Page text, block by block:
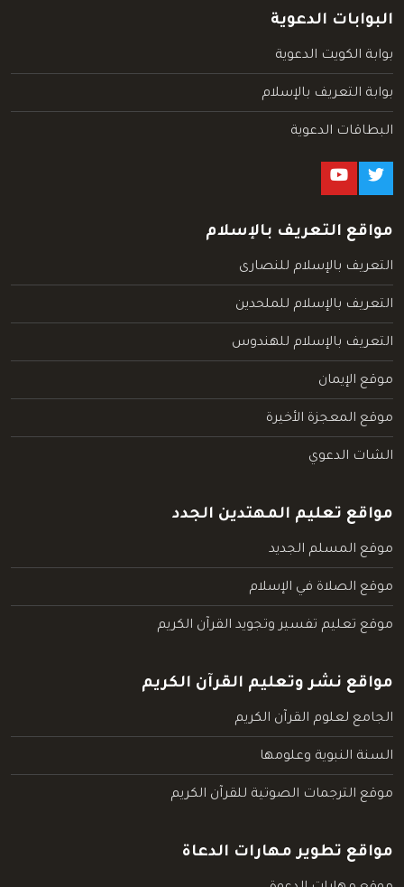
البوابات الدعوية
بوابة الكويت الدعوية
بوابة التعريف بالإسلام
البطاقات الدعوية
مواقع التعريف بالإسلام
التعريف بالإسلام للنصارى
التعريف بالإسلام للملحدين
التعريف بالإسلام للهندوس
موقع الإيمان
موقع المعجزة الأخيرة
الشات الدعوي
مواقع تعليم المهتدين الجدد
موقع المسلم الجديد
موقع الصلاة في الإسلام
موقع تعليم تفسير وتجويد القرآن الكريم
مواقع نشر وتعليم القرآن الكريم
الجامع لعلوم القرآن الكريم
السنة النبوية وعلومها
موقع الترجمات الصوتية للقرآن الكريم
مواقع تطوير مهارات الدعاة